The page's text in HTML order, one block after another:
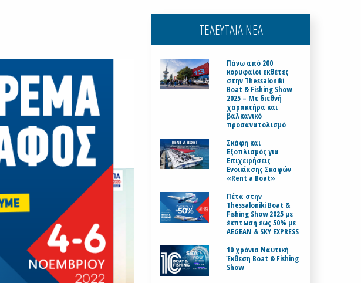
ΤΕΛΕΥΤΑΙΑ ΝΕΑ
Πάνω από 200
κορυφαίοι εκθέτες
στην Thessaloniki
Boat & Fishing Show
2025 – Με διεθνή
χαρακτήρα και
βαλκανικό
προσανατολισμό
Σκάφη και
Εξοπλισμός για
Επιχειρήσεις
Ενοικίασης Σκαφών
«Rent a Boat»
Πέτα στην
Thessaloniki Boat &
Fishing Show 2025 με
έκπτωση έως 50% με
AEGEAN & SKY EXPRESS
10 χρόνια Ναυτική
Έκθεση Boat & Fishing
Show